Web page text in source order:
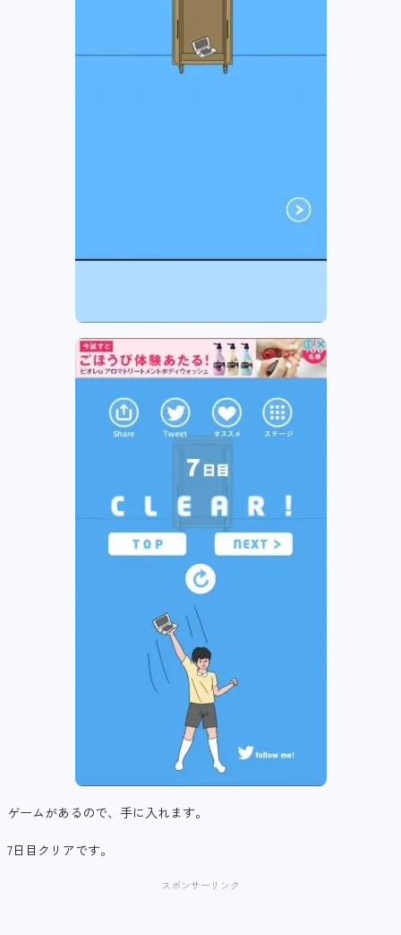
ゲームがあるので、手に入れます。
7日目クリアです。
スポンサーリンク